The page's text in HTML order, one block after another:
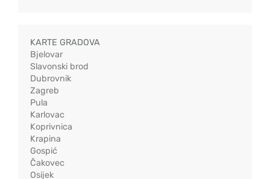
KARTE GRADOVA
Bjelovar
Slavonski brod
Dubrovnik
Zagreb
Pula
Karlovac
Koprivnica
Krapina
Gospić
Čakovec
Osijek